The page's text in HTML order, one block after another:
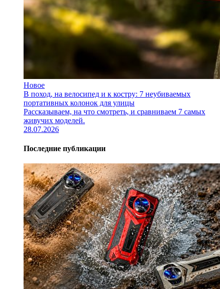
Новое
В поход, на велосипед и к костру: 7 неубиваемых
портативных колонок для улицы
Рассказываем, на что смотреть, и сравниваем 7 самых
живучих моделей.
28.07.2026
Последние публикации